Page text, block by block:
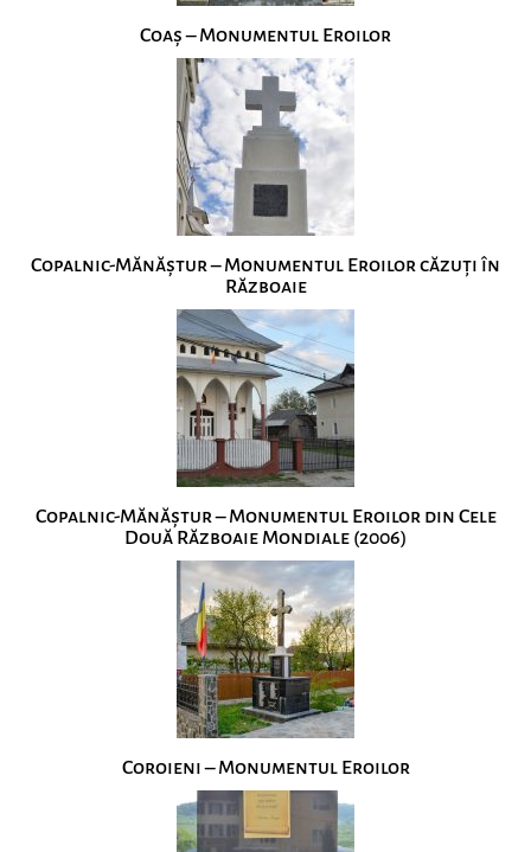
Coaș – Monumentul Eroilor
Copalnic-Mănăștur – Monumentul Eroilor căzuți în
Războaie
Copalnic-Mănăștur – Monumentul Eroilor din Cele
Două Războaie Mondiale (2006)
Coroieni – Monumentul Eroilor